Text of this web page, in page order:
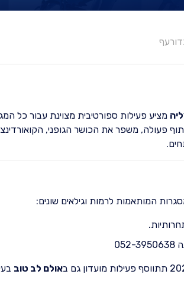
מציע פעילות ספורטיבית מצוינת עבור כל
פעולה, משפר את הכושר הגופני,
המותאמות לרמות וגילאים שונים:
אולם לב טוב